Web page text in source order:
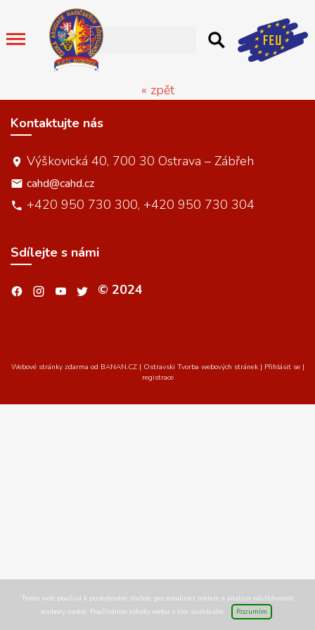
« zpět
Kontaktujte nás
Výškovická 40, 700 30 Ostrava – Zábřeh
cahd@cahd.cz
+420 950 730 300, +420 950 730 304
Sdílejte s námi
© 2024
Webové stránky zdarma od BANAN.CZ| Ostravski Tvorba webových stránek | Přihlásit se |
registrace
Tento web používá k poskytování služeb, personalizaci reklam a analýze návštěvnosti
soubory cookie. Používáním tohoto webu s tím souhlasíte.
Rozumím